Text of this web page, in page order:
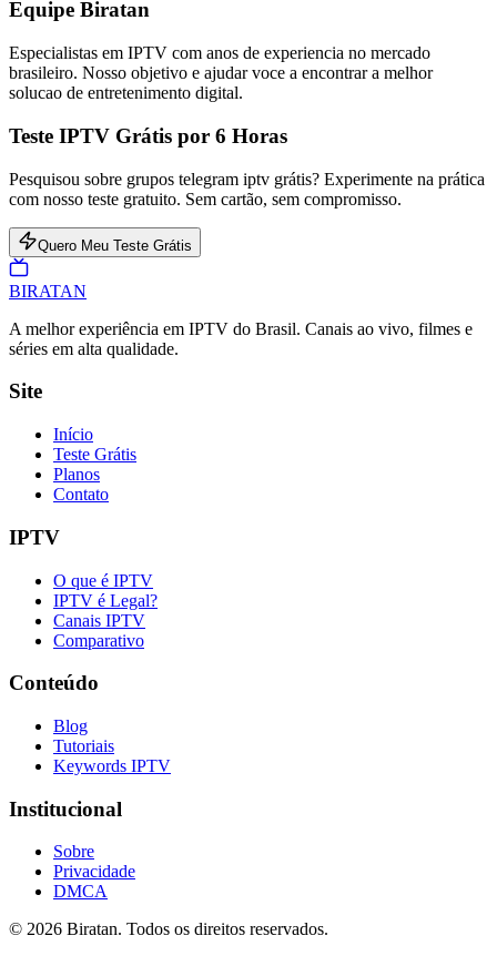
Equipe Biratan
Especialistas em IPTV com anos de experiencia no mercado
brasileiro. Nosso objetivo e ajudar voce a encontrar a melhor
solucao de entretenimento digital.
Teste IPTV Grátis por 6 Horas
Pesquisou sobre grupos telegram iptv grátis? Experimente na prática
com nosso teste gratuito. Sem cartão, sem compromisso.
Quero Meu Teste Grátis
BIRATAN
A melhor experiência em IPTV do Brasil. Canais ao vivo, filmes e
séries em alta qualidade.
Site
Início
Teste Grátis
Planos
Contato
IPTV
O que é IPTV
IPTV é Legal?
Canais IPTV
Comparativo
Conteúdo
Blog
Tutoriais
Keywords IPTV
Institucional
Sobre
Privacidade
DMCA
© 2026 Biratan. Todos os direitos reservados.